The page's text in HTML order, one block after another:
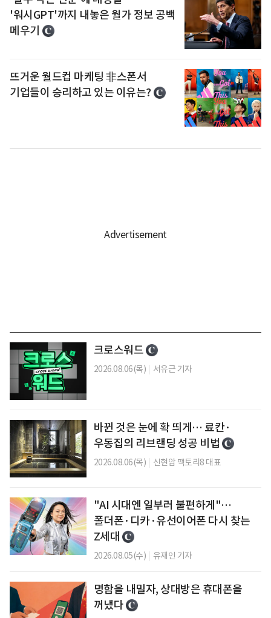
'워시GPT'까지 내놓은 월가 정보 공백
메우기
뜨거운 월드컵 마케팅 非스폰서
기업들이 승리하고 있는 이유는?
크로스워드
2026.08.06(목) 서유근 기자
바뀐 것은 눈에 확 띄게… 료칸·
우동집의 리브랜딩 성공 비법
2026.08.06(목) 신현암 팩토리8 대표
"AI 시대엔 일부러 불편하게"…
폴더폰·디카·유선이어폰 다시 찾는
Z세대
2026.08.05(수) 유재인 기자
명함을 내밀자, 상대방은 휴대폰을
꺼냈다